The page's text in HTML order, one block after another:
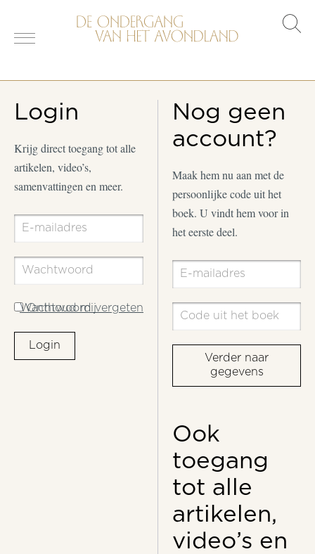
Login
Krijg direct toegang tot alle
artikelen, video’s,
samenvattingen en meer.
Wachtwoord vergeten
Onthoud mij
Login
Nog geen
account?
Maak hem nu aan met de
persoonlijke code uit het
boek. U vindt hem voor in
het eerste deel.
Verder naar
gegevens
Ook
toegang
tot alle
artikelen,
video’s en